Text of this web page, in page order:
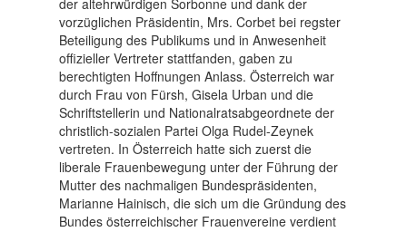
der altehrwürdigen Sorbonne und dank der
vorzüglichen Präsidentin, Mrs. Corbet bei regster
Beteiligung des Publikums und in Anwesenheit
offizieller Vertreter stattfanden, gaben zu
berechtigten Hoffnungen Anlass. Österreich war
durch Frau von Fürsh, Gisela Urban und die
Schriftstellerin und Nationalratsabgeordnete der
christlich-sozialen Partei Olga Rudel-Zeynek
vertreten. In Österreich hatte sich zuerst die
liberale Frauenbewegung unter der Führung der
Mutter des nachmaligen Bundespräsidenten,
Marianne Hainisch, die sich um die Gründung des
Bundes österreichischer Frauenvereine verdient